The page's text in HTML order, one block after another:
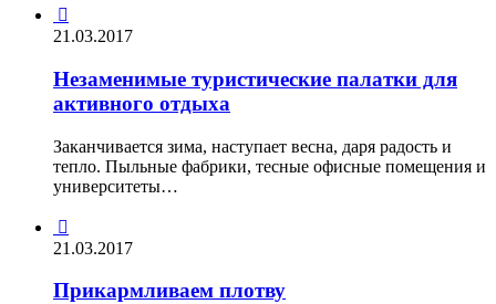

21.03.2017
Незаменимые туристические палатки для
активного отдыха
Заканчивается зима, наступает весна, даря радость и
тепло. Пыльные фабрики, тесные офисные помещения и
университеты…

21.03.2017
Прикармливаем плотву